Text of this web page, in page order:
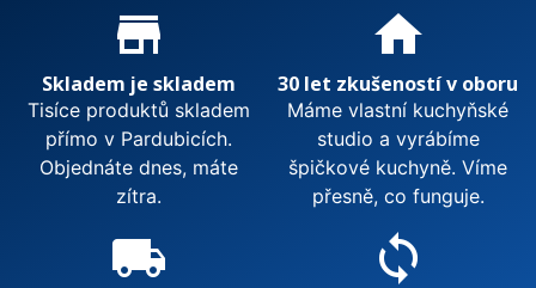
Proč nakupovat u nás?
store_mall_directory
Skladem je skladem
Tisíce produktů skladem
přímo v Pardubicích.
Objednáte dnes, máte
zítra.
home
30 let zkušeností v oboru
Máme vlastní kuchyňské
studio a vyrábíme
špičkové kuchyně. Víme
přesně, co funguje.
local_shipping sync